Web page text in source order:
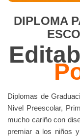
DIPLOMA
Diplomas de
Nivel Preescolar,
mucho cariño con
premiar a los niños